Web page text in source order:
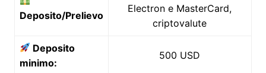
Deposito/Prelievo
Electron e MasterCard,
criptovalute
Deposito
minimo:
500 USD